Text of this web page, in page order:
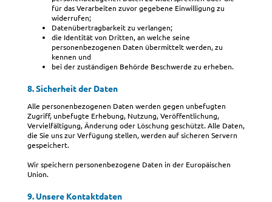
für das Verarbeiten zuvor gegebene Einwilligung zu
widerrufen;
Datenübertragbarkeit zu verlangen;
die Identität von Dritten, an welche seine
personenbezogenen Daten übermittelt werden, zu
kennen und
bei der zuständigen Behörde Beschwerde zu erheben.
8. Sicherheit der Daten
Alle personenbezogenen Daten werden gegen unbefugten
Zugriff, unbefugte Erhebung, Nutzung, Veröffentlichung,
Vervielfältigung, Änderung oder Löschung geschützt. Alle Daten,
die Sie uns zur Verfügung stellen, werden auf sicheren Servern
gespeichert.
Wir speichern personenbezogene Daten in der Europäischen
Union.
9. Unsere Kontaktdaten